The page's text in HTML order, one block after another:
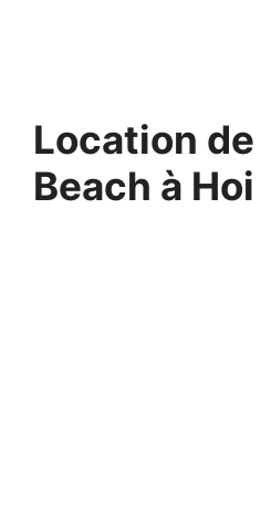
Location
Beach à